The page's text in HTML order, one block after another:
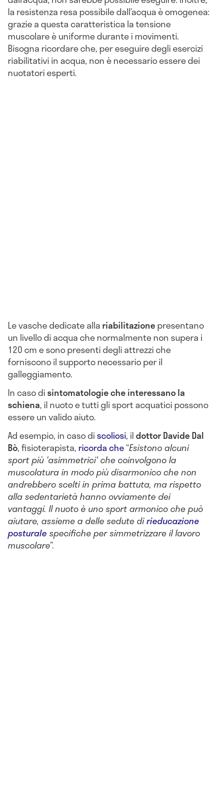
la resistenza resa possibile dall’acqua è omogenea:
grazie a questa caratteristica la tensione
muscolare è uniforme durante i movimenti.
Bisogna ricordare che, per eseguire degli esercizi
riabilitativi in acqua, non è necessario essere dei
nuotatori esperti.
Le vasche dedicate alla riabilitazionepresentano
un livello di acqua che normalmente non supera i
120 cm e sono presenti degli attrezzi che
forniscono il supporto necessario per il
galleggiamento.
In caso disintomatologie che interessano la
schiena, il nuoto e tutti gli sport acquatici possono
essere un valido aiuto.
Ad esempio, in caso di scoliosi, ildottor Davide Dal
Bò, fisioterapista, ricorda che“Esistono alcuni
sport più 'asimmetrici' che coinvolgono la
muscolatura in modo più disarmonico che non
andrebbero scelti in prima battuta, ma rispetto
alla sedentarietà hanno ovviamente dei
vantaggi. Il nuoto è uno sport armonico che può
aiutare, assieme a delle sedute dirieducazione
posturalespecifiche per simmetrizzare il lavoro
muscolare”.